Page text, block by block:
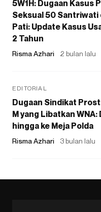
5W1H: Dugaan Kasus
Seksual 50 Santriwati
Pati: Update Kasus
2 Tahun
Risma Azhari 2 bulan lalu
EDITORIAL
Dugaan Sindikat
M yang Libatkan
hingga ke Meja Polda
Risma Azhari 3 bulan lalu